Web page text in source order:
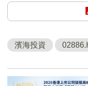
濱海投資